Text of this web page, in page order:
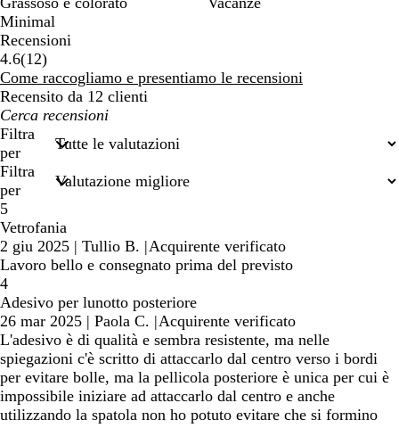
Minimal
Recensioni
4.6(1212
recensioni
)
Come raccogliamo e presentiamo le recensioni
Recensito da 12 clienti
I
miei
termini
di
ricerca
Filtra
per
Filtra
per
5
Vetrofania
2 giu 2025 | Tullio B. |Acquirente verificato
Lavoro bello e consegnato prima del previsto
4
Adesivo per lunotto posteriore
26 mar 2025 | Paola C. |Acquirente verificato
L'adesivo è di qualità e sembra resistente, ma nelle
spiegazioni c'è scritto di attaccarlo dal centro verso i bordi
per evitare bolle, ma la pellicola posteriore è unica per cui è
impossibile iniziare ad attaccarlo dal centro e anche
utilizzando la spatola non ho potuto evitare che si formino